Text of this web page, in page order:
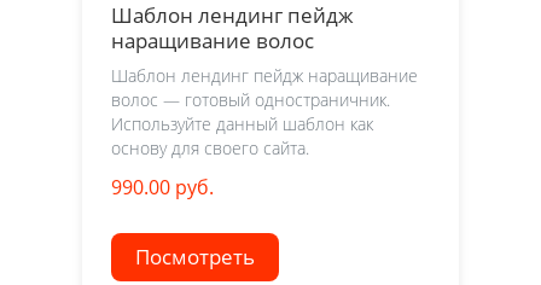
Шаблон лендинг пейдж
наращивание волос
Шаблон лендинг пейдж наращивание
волос — готовый одностраничник.
Используйте данный шаблон как
основу для своего сайта.
990.00 руб.
Посмотреть